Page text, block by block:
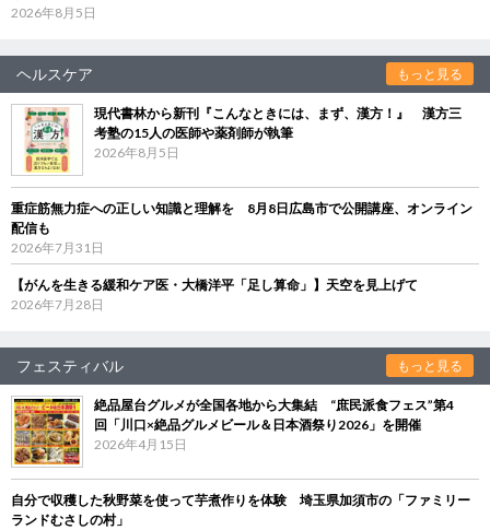
2026年8月5日
ヘルスケア もっと見る
現代書林から新刊『こんなときには、まず、漢方！』 漢方三
考塾の15人の医師や薬剤師が執筆
2026年8月5日
重症筋無力症への正しい知識と理解を 8月8日広島市で公開講座、オンライン
配信も
2026年7月31日
【がんを生きる緩和ケア医・大橋洋平「足し算命」】天空を見上げて
2026年7月28日
フェスティバル もっと見る
絶品屋台グルメが全国各地から大集結 “庶民派食フェス”第4
回「川口×絶品グルメビール＆日本酒祭り2026」を開催
2026年4月15日
自分で収穫した秋野菜を使って芋煮作りを体験 埼玉県加須市の「ファミリー
ランドむさしの村」